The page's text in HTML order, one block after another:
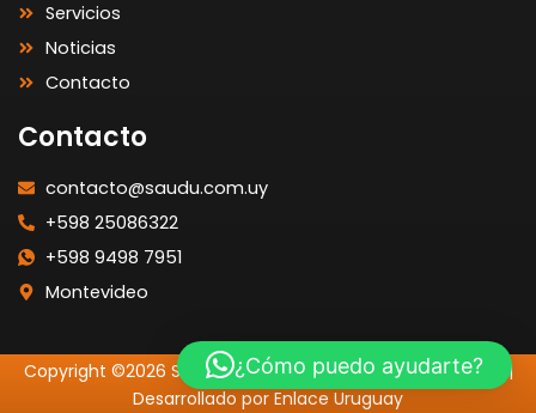
Servicios
Noticias
Contacto
Contacto
contacto@saudu.com.uy
+598 25086322
+598 9498 7951
Montevideo
Copyright ©2026 SAUDU | Todos los Derechos Reservados |
Desarrollado por Enlace Uruguay
¿Cómo puedo ayudarte?